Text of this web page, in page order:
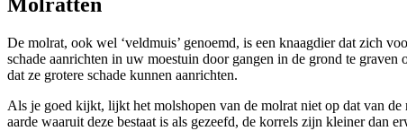
Molratten
De molrat, ook wel ‘veldmuis’ genoemd, is een knaagdier dat zich
schade aanrichten in uw moestuin door gangen in de grond te
dat ze grotere schade kunnen aanrichten.
Als je goed kijkt, lijkt het molshopen van de molrat niet op dat van
aarde waaruit deze bestaat is als gezeefd, de korrels zijn kleiner dan